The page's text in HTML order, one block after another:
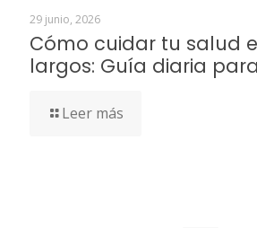
29 junio, 2026
Cómo cuidar tu salud
largos: Guía diaria
Leer más